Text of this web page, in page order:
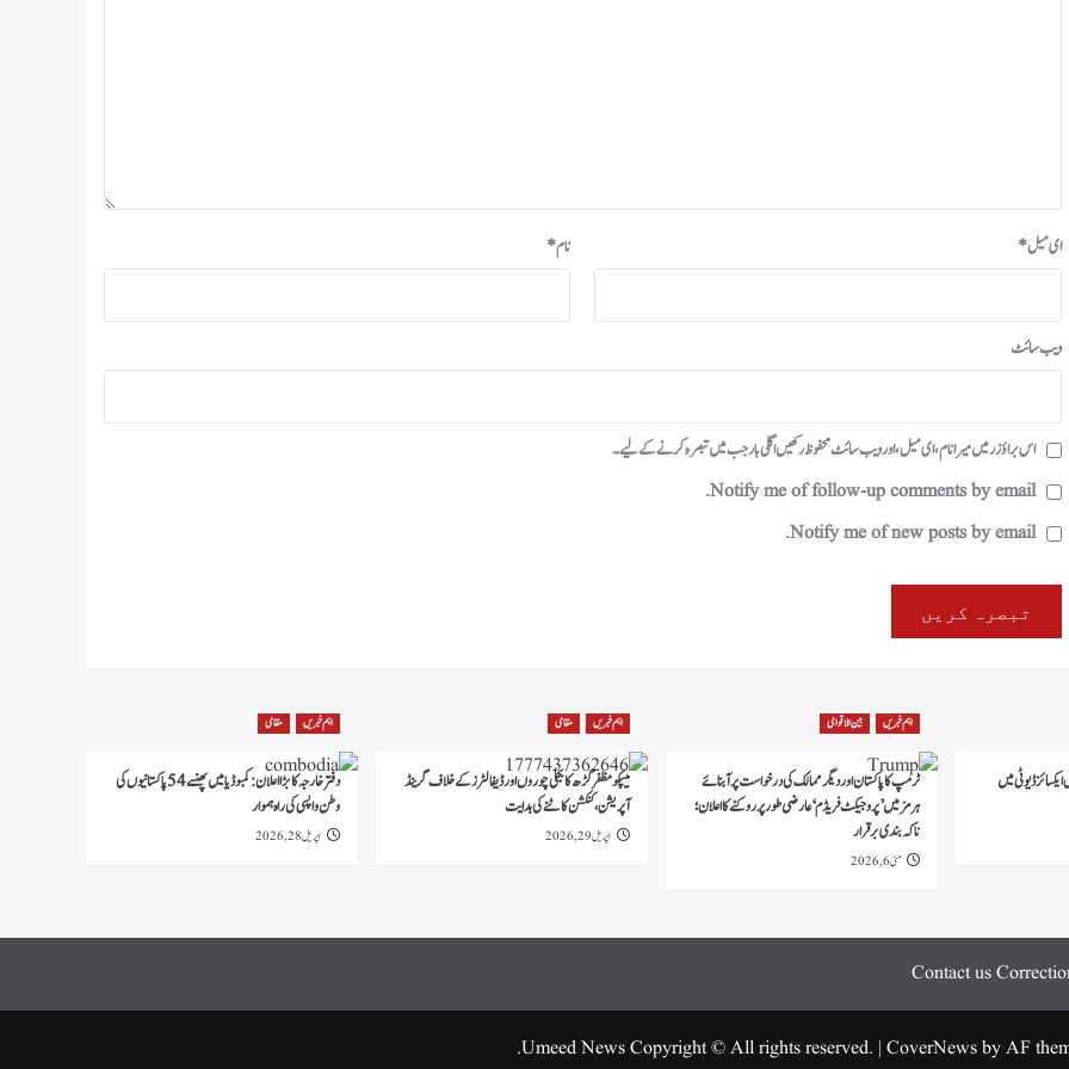
نام* ای میل*
ویب‌ سائٹ
اس براؤزر میں میرا نام، ای میل، اور ویب سائٹ محفوظ رکھیں اگلی بار جب میں تبصرہ کرنے کےلیے۔
Notify me of follow-up comments by email.
Notify me of new posts by email.
ڈیوٹی میں
اہم خبریں بین الاقوامی
ٹرمپ کا پاکستان اور دیگر ممالک کی درخواست پر آبنائے
ہرمز میں ’پروجیکٹ فریڈم‘ عارضی طور پر روکنے کا اعلان؛
ناکہ بندی برقرار
مئی 6, 2026
اہم خبریں مقامی
میپکو مظفرگڑھ کا بجلی چوروں اور ڈیفالٹرز کے خلاف گرینڈ
آپریشن، کنکشن کاٹنے کی ہدایت
اپریل 29, 2026
اہم خبریں مقامی
دفتر خارجہ کا بڑا اعلان: کمبوڈیا میں پھنسے 54 پاکستانیوں کی
وطن واپسی کی راہ ہموار
اپریل 28, 2026
Contact us
Umeed News Copyright © All rights reserved. | CoverNewsby AF